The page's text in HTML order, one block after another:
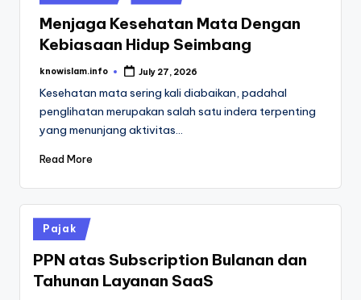
in
Menjaga Kesehatan Mata Dengan
Kebiasaan Hidup Seimbang
Posted
knowislam.info July 27, 2026
Kesehatan mata sering kali diabaikan, padahal
penglihatan merupakan salah satu indera terpenting
yang menunjang aktivitas…
Read More
Posted
in
Pajak
PPN atas Subscription Bulanan dan
Tahunan Layanan SaaS